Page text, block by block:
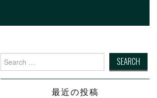
Search for:
最近の投稿